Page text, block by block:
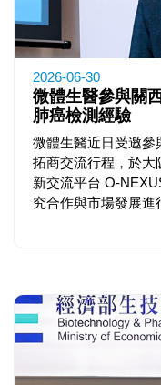
2026-06-30
微體生醫參與關
肺癌檢測經驗
微體生醫近日受邀參
拓商交流行程，於大
新交流平台 O-
究合作與市場發展進